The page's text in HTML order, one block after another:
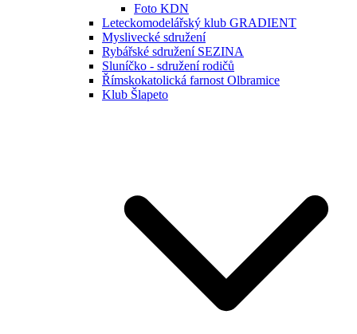
Foto KDN
Leteckomodelářský klub GRADIENT
Myslivecké sdružení
Rybářské sdružení SEZINA
Sluníčko - sdružení rodičů
Římskokatolická farnost Olbramice
Klub Šlapeto